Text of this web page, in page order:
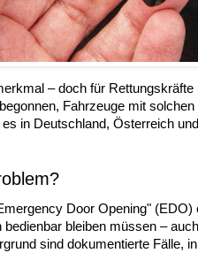
– doch für
Fahrzeuge mit
in Deutschland, Österreich
Door Opening"
bleiben müssen –
sind dokumentierte Fälle,